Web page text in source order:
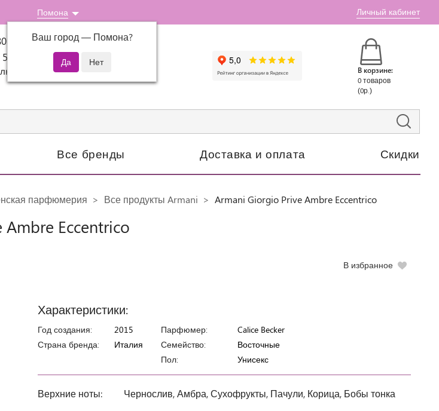
Помона
Ваш город — Помона?
Личный кабинет
07 Пн-Пт: 10:00-18:00
региона России
В корзине:
0 товаров
(0р.)
Все бренды Доставка и оплата Скидки
парфюмерия Все продукты Armani Armani Giorgio Prive Ambre Eccentrico
Eccentrico
В избранное
Характеристики:
Год создания:
2015
Страна бренда:
Италия
Парфюмер:
Calice Becker
Семейство:
Восточные
Пол:
Унисекс
Верхние ноты: Чернослив, Амбра, Сухофрукты, Пачули, Корица, Бобы тонка